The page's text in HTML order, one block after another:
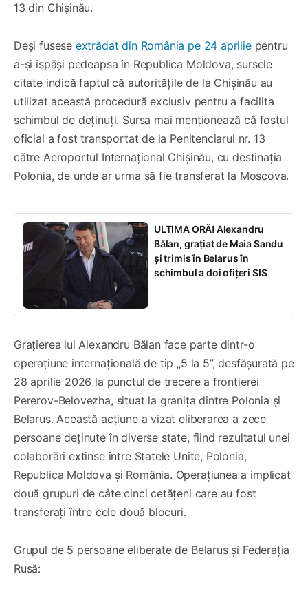
13 din Chișinău.
Deși fusese extrădat din România pe 24 apriliepentru
a-și ispăși pedeapsa în Republica Moldova, sursele
citate indică faptul că autoritățile de la Chișinău au
utilizat această procedură exclusiv pentru a facilita
schimbul de deținuți. Sursa mai menționează că fostul
oficial a fost transportat de la Penitenciarul nr. 13
către Aeroportul Internațional Chișinău, cu destinația
Polonia, de unde ar urma să fie transferat la Moscova.
ULTIMA ORĂ! Alexandru
Bălan, grațiat de Maia Sandu
și trimis în Belarus în
schimbul a doi ofițeri SIS
Grațierea lui Alexandru Bălan face parte dintr-o
operațiune internațională de tip „5 la 5”, desfășurată pe
28 aprilie 2026 la punctul de trecere a frontierei
Pererov-Belovezha, situat la granița dintre Polonia și
Belarus. Această acțiune a vizat eliberarea a zece
persoane deținute în diverse state, fiind rezultatul unei
colaborări extinse între Statele Unite, Polonia,
Republica Moldova și România. Operațiunea a implicat
două grupuri de câte cinci cetățeni care au fost
transferați între cele două blocuri.
Grupul de 5 persoane eliberate de Belarus și Federația
Rusă: